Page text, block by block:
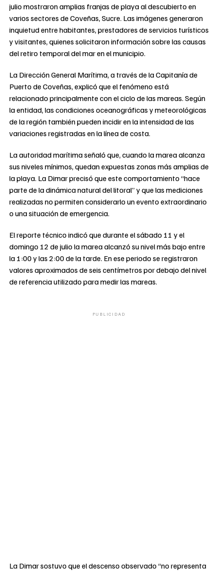
julio mostraron amplias franjas de playa al descubierto en
varios sectores de Coveñas, Sucre. Las imágenes generaron
inquietud entre habitantes, prestadores de servicios turísticos
y visitantes, quienes solicitaron información sobre las causas
del retiro temporal del mar en el municipio.
La Dirección General Marítima, a través de la Capitanía de
Puerto de Coveñas, explicó que el fenómeno está
relacionado principalmente con el ciclo de las mareas. Según
la entidad, las condiciones oceanográficas y meteorológicas
de la región también pueden incidir en la intensidad de las
variaciones registradas en la línea de costa.
La autoridad marítima señaló que, cuando la marea alcanza
sus niveles mínimos, quedan expuestas zonas más amplias de
la playa. La Dimar precisó que este comportamiento “hace
parte de la dinámica natural del litoral” y que las mediciones
realizadas no permiten considerarlo un evento extraordinario
o una situación de emergencia.
El reporte técnico indicó que durante el sábado 11 y el
domingo 12 de julio la marea alcanzó su nivel más bajo entre
la 1:00 y las 2:00 de la tarde. En ese periodo se registraron
valores aproximados de seis centímetros por debajo del nivel
de referencia utilizado para medir las mareas.
PUBLICIDAD
La Dimar sostuvo que el descenso observado “no representa